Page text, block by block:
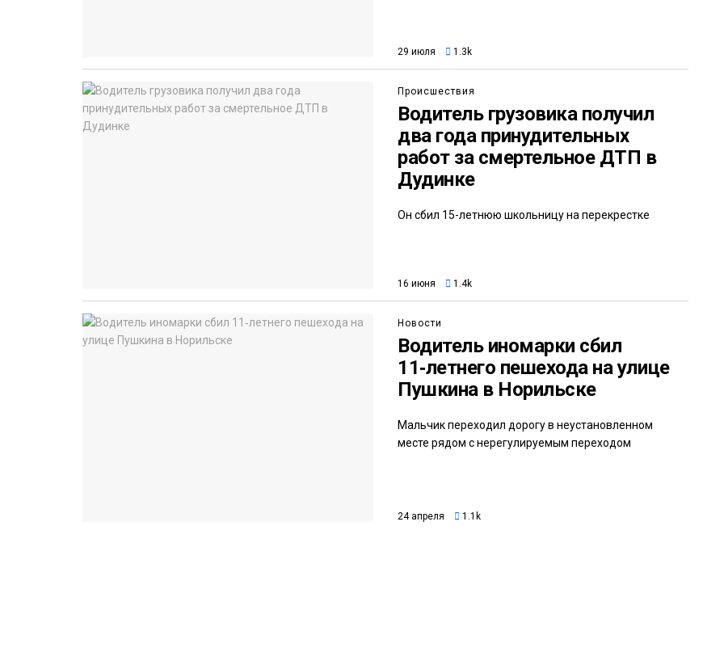
29 июля 1.3k
Происшествия
Водитель грузовика получил
два года принудительных
работ за смертельное ДТП в
Дудинке
Он сбил 15-летнюю школьницу на перекрестке
16 июня 1.4k
Новости
Водитель иномарки сбил
11‑летнего пешехода на улице
Пушкина в Норильске
Мальчик переходил дорогу в неустановленном
месте рядом с нерегулируемым переходом
24 апреля 1.1k